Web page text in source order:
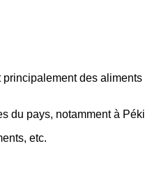
des
du pays, notamment à
etc.